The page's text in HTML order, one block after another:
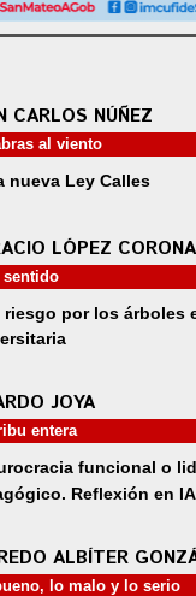
CARLOS NÚÑEZ
al viento
nueva Ley Calles
LÓPEZ CORONA
sentido
riesgo por los árboles
JOYA
entera
funcional o
Reflexión en
ALBÍTER
lo malo y lo serio